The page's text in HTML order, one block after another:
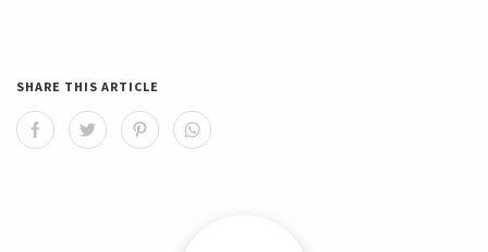
SHARE THIS ARTICLE